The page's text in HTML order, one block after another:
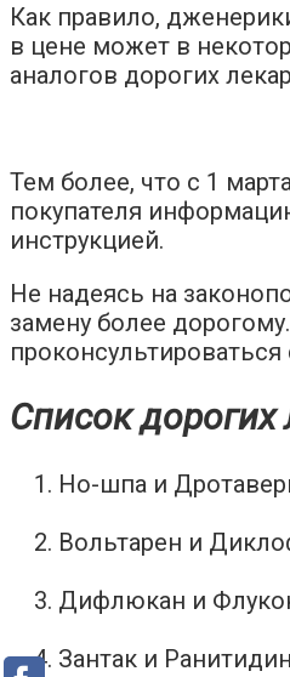
Как правило,
в цене может в
аналогов дорогих
Тем более, что с 1
покупателя
инструкцией.
Не надеясь на
замену более
Список
Но-шпа и
Вольтарен и
Дифлюкан и
Зантак и Ранитидин